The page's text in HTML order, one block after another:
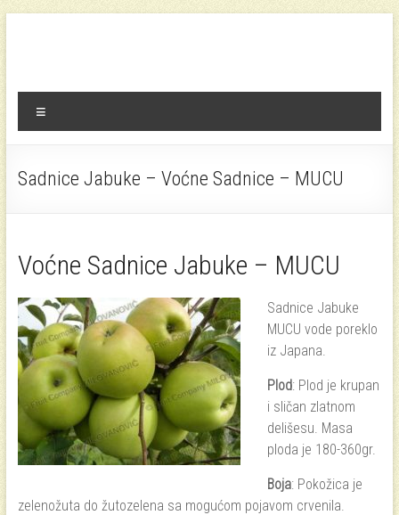
Sadnice Jabuke – Voćne Sadnice – MUCU
Voćne Sadnice Jabuke – MUCU
Sadnice Jabuke
MUCU vode poreklo
iz Japana.
Plod: Plod je krupan
i sličan zlatnom
delišesu. Masa
ploda je 180-360gr.
Boja: Pokožica je
zelenožuta do žutozelena sa mogućom pojavom crvenila.